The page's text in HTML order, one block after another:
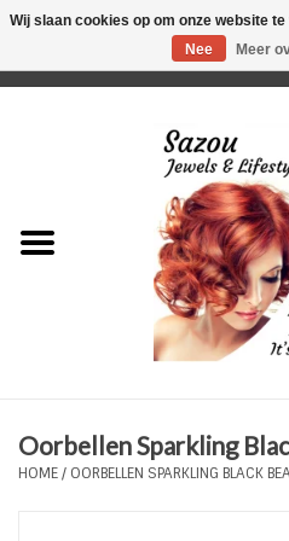
Just for Him
Plus Size Sieraden
Oorbellen Sparkling
HOME/ OORBELLEN SPARKLING BLACK
Wij slaan cookies op om onze website
Nee
Meer